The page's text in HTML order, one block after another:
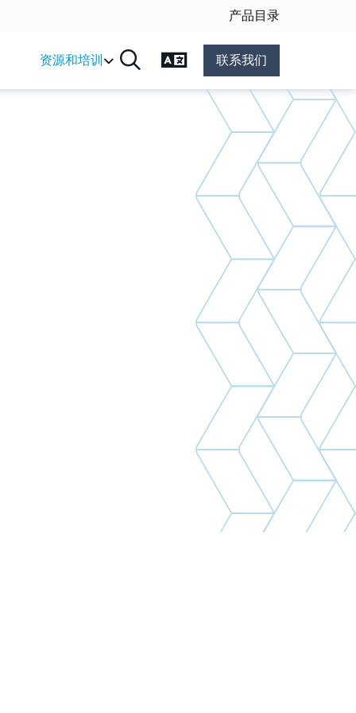
产品目录
资源和培训 更改语言联系我们